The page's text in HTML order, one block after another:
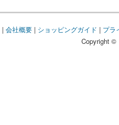
| 会社概要| ショッピングガイド | プラ
Copyright ©